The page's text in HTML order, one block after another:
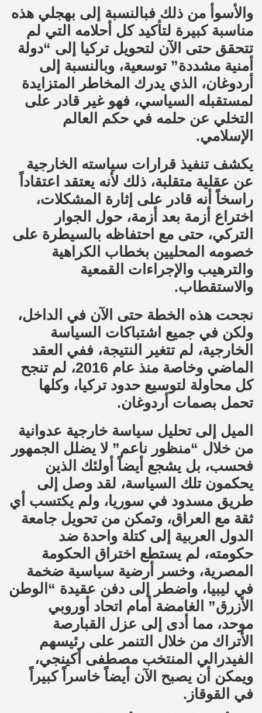
والأسوأ من ذلك فبالنسبة إلى بهجلي هذه
مناسبة كبيرة لتأكيد كل أحلامه التي لم
تتحقق حتى الآن لتحويل تركيا إلى “دولة
أمنية مشددة” توسعية، وبالنسبة إلى
أردوغان، الذي يدرك المخاطر المتزايدة
لمستقبله السياسي، فهو غير قادر على
التخلي عن حلمه في حكم العالم
الإسلامي.
يكشف تنفيذ قرارات سياسته الخارجية
عن عقلية متقلبة، ذلك لأنه يعتقد اعتقاداً
راسخاً أنه قادر على إثارة المشكلات،
اختراع أزمة بعد أزمة، حول الجوار
التركي، حتى مع احتفاظه بالسيطرة على
خصومه المحليين بخطاب الكراهية
والترهيب والإجراءات القمعية
والاستقطاب.
نجحت هذه الخطة حتى الآن في الداخل،
ولكن في جميع اشتباكات السياسة
الخارجية، لم تتغير النتيجة، ففي العقد
الماضي وخاصة منذ عام 2016، لم تنجح
كل محاولة لتوسيع حدود تركيا، وكلها
تحمل بصمات أردوغان.
الميل إلى تحليل سياسة خارجية عدوانية
من خلال “منظور ناعم” لا يضلل الجمهور
فحسب، بل يشجع أيضاً أولئك الذين
يحكمون تلك السياسة، لقد وصل إلى
طريق مسدود في سوريا، ولم يكتسب أي
ثقة مع العراق، وتمكن من تحويل جامعة
الدول العربية إلى كتلة واحدة ضد
حكومته، لم يستطع اختراق الحكومة
المصرية، وخسر أرضية سياسية ضخمة
في ليبيا، واضطر إلى دفن عقيدة “الوطن
الأزرق” الغامضة أمام اتحاد أوروبي
موحد، مما أدى إلى عزل القبارصة
الأتراك من خلال التنمر على رئيسهم
الفيدرالي المنتخب مصطفى أكينجي،
ويمكن أن يصبح الآن أيضاً خاسراً كبيراً
في القوقاز.